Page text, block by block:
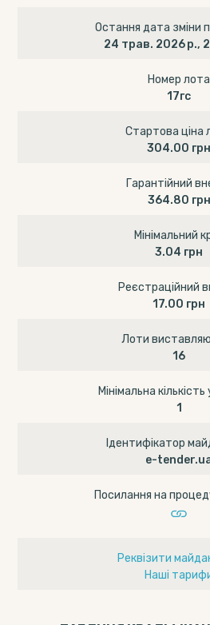
Остання дата зміни
24 трав. 2026 р.,
Номер лота
17гс
Стартова ціна
304.00 грн
Гарантійний
364.80 грн
Мінімальний
3.04 грн
Реєстраційний
17.00 грн
Лоти
16
Мінімальна
1
Ідентифікатор
e-
Посилання на
Реквізити
Наші